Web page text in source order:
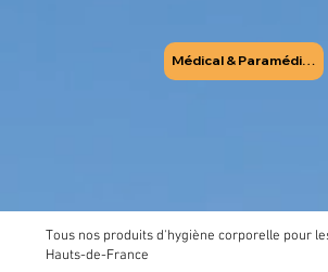
Médical & Paramédical
Tous nos produits d'hygiène corporelle pour
Hauts-de-France